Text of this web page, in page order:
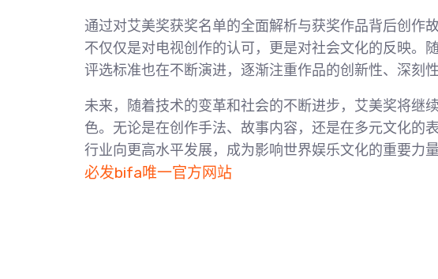
通过对艾美奖获奖名单的全面解析与获奖作品背后创作
不仅仅是对电视创作的认可，更是对社会文化的反映。
评选标准也在不断演进，逐渐注重作品的创新性、深刻
未来，随着技术的变革和社会的不断进步，艾美奖将继
色。无论是在创作手法、故事内容，还是在多元文化的
行业向更高水平发展，成为影响世界娱乐文化的重要力量
必发bifa唯一官方网站